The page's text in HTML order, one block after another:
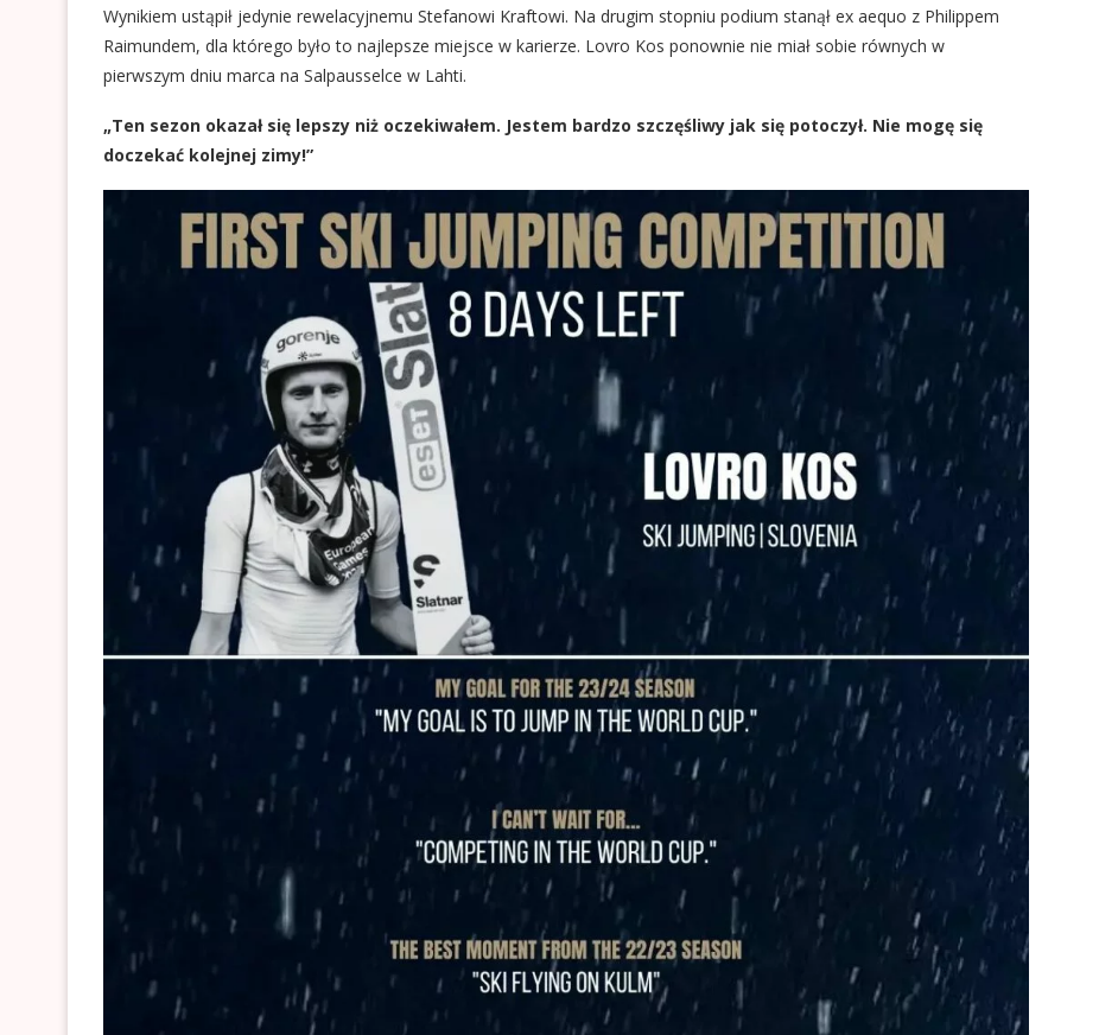
Wynikiem ustąpił jedynie rewelacyjnemu Stefanowi Kraftowi. Na drugim stopniu podium stanął ex aequo z Philippem
Raimundem, dla którego było to najlepsze miejsce w karierze. Lovro Kos ponownie nie miał sobie równych w
pierwszym dniu marca na Salpausselce w Lahti.
„Ten sezon okazał się lepszy niż oczekiwałem. Jestem bardzo szczęśliwy jak się potoczył. Nie mogę się
doczekać kolejnej zimy!”